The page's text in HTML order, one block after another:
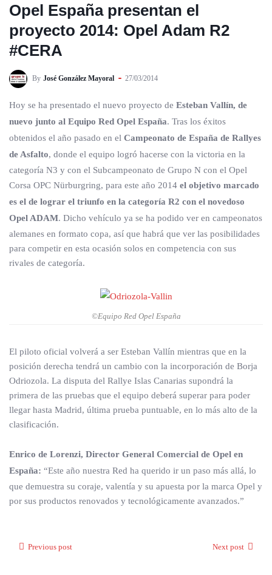
Opel España presentan el
proyecto 2014: Opel Adam R2
#CERA
By José González Mayoral 27/03/2014
Hoy se ha presentado el nuevo proyecto de Esteban Vallín, de
nuevo junto al Equipo Red Opel España. Tras los éxitos
obtenidos el año pasado en el Campeonato de España de Rallyes
de Asfalto, donde el equipo logró hacerse con la victoria en la
categoría N3 y con el Subcampeonato de Grupo N con el Opel
Corsa OPC Nürburgring, para este año 2014 el objetivo marcado
es el de lograr el triunfo en la categoría R2 con el novedoso
Opel ADAM. Dicho vehículo ya se ha podido ver en campeonatos
alemanes en formato copa, así que habrá que ver las posibilidades
para competir en esta ocasión solos en competencia con sus
rivales de categoría.
©Equipo Red Opel España
El piloto oficial volverá a ser Esteban Vallín mientras que en la
posición derecha tendrá un cambio con la incorporación de Borja
Odriozola. La disputa del Rallye Islas Canarias supondrá la
primera de las pruebas que el equipo deberá superar para poder
llegar hasta Madrid, última prueba puntuable, en lo más alto de la
clasificación.
Enrico de Lorenzi, Director General Comercial de Opel en
España: “Este año nuestra Red ha querido ir un paso más allá, lo
que demuestra su coraje, valentía y su apuesta por la marca Opel y
por sus productos renovados y tecnológicamente avanzados.”
Previous post Next post